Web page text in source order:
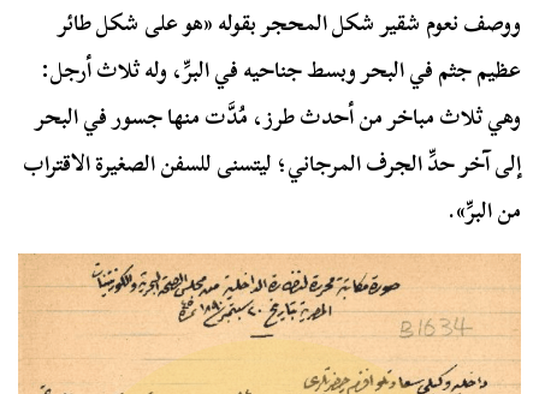
ووصف نعوم شقير شكل المحجر بقوله «هو على شكل طائر
عظيم جثم في البحر وبسط جناحيه في البرِّ، وله ثلاث أرجل:
وهي ثلاث مباخر من أحدث طرز، مُدَّت منها جسور في البحر
إلى آخر حدِّ الجرف المرجاني؛ ليتسنى للسفن الصغيرة الاقتراب
من البرِّ».